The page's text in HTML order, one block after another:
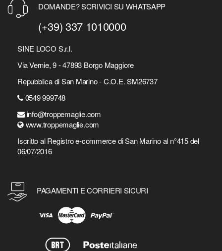
DOMANDE? SCRIVICI SU WHATSAPP
(+39) 337 1010000
SINE LOCO S.r.l.
Via Vernie, 9 - 47893 Borgo Maggiore
Repubblica di San Marino - C.O.E. SM26737
0549 999748
info@troppemaglie.com
www.troppemaglie.com
Iscritto al Registro e-commerce di San Marino al n°415 del
06/07/2016
PAGAMENTI E CORRIERI SICURI